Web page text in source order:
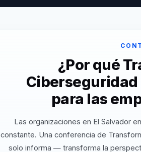
¿Por qué
para las
Las organizaciones en El Salvador
constante. Una conferencia de
solo informa — transforma la